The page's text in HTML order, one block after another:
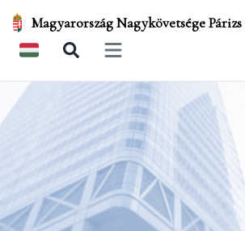
Magyarország Nagykövetsége Párizs
Open main menu